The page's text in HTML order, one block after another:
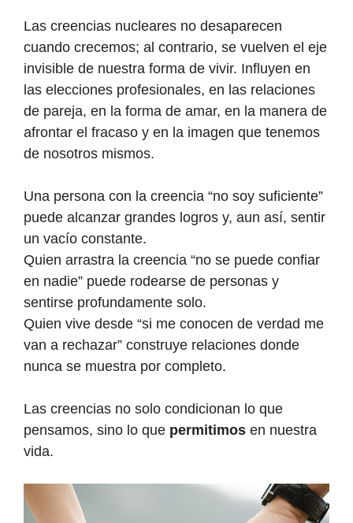
Las creencias nucleares no desaparecen
cuando crecemos; al contrario, se vuelven el eje
invisible de nuestra forma de vivir. Influyen en
las elecciones profesionales, en las relaciones
de pareja, en la forma de amar, en la manera de
afrontar el fracaso y en la imagen que tenemos
de nosotros mismos.
Una persona con la creencia “no soy suficiente”
puede alcanzar grandes logros y, aun así, sentir
un vacío constante.
Quien arrastra la creencia “no se puede confiar
en nadie” puede rodearse de personas y
sentirse profundamente solo.
Quien vive desde “si me conocen de verdad me
van a rechazar” construye relaciones donde
nunca se muestra por completo.
Las creencias no solo condicionan lo que
pensamos, sino lo que permitimos en nuestra
vida.